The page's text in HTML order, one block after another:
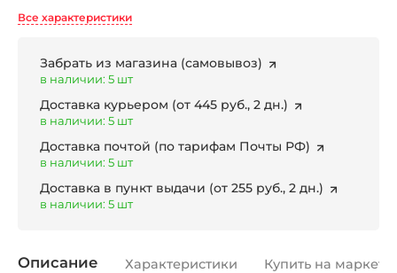
Все характеристики
Забрать из магазина (самовывоз)
в наличии: 5 шт
Доставка курьером (от 445 руб., 2 дн.)
в наличии: 5 шт
Доставка почтой (по тарифам Почты РФ)
в наличии: 5 шт
Доставка в пункт выдачи (от 255 руб., 2 дн.)
в наличии: 5 шт
Описание Характеристики Купить на